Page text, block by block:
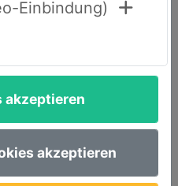
Mail-Adresse
„Passwort
eine E-Mail mit
Passwort
Ihr Account
Einbindung)
akzeptieren
akzeptieren